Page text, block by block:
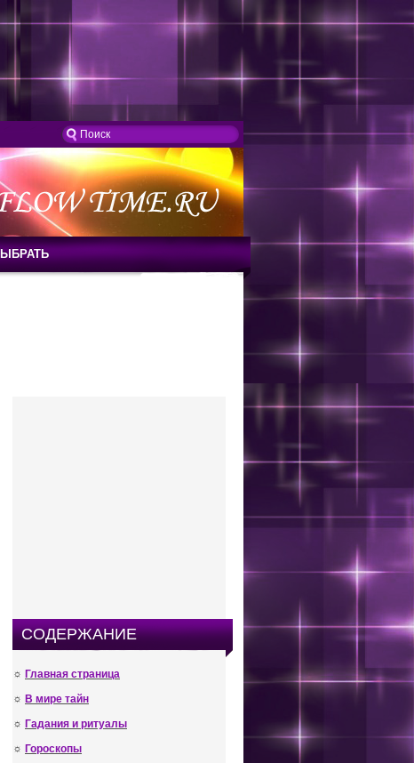
СОДЕРЖАНИЕ
☼ Главная страница
☼ В мире тайн
☼ Гадания и ритуалы
☼ Гороскопы